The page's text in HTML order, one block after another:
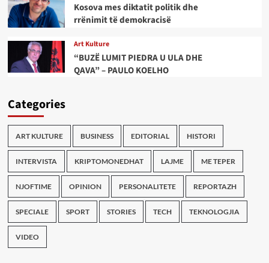
Kosova mes diktatit politik dhe
rrënimit të demokracisë
Art Kulture
“BUZË LUMIT PIEDRA U ULA DHE
QAVA” – PAULO KOELHO
Categories
ART KULTURE BUSINESS EDITORIAL HISTORI
INTERVISTA KRIPTOMONEDHAT LAJME ME TEPER
NJOFTIME OPINION PERSONALITETE REPORTAZH
SPECIALE SPORT STORIES TECH TEKNOLOGJIA
VIDEO